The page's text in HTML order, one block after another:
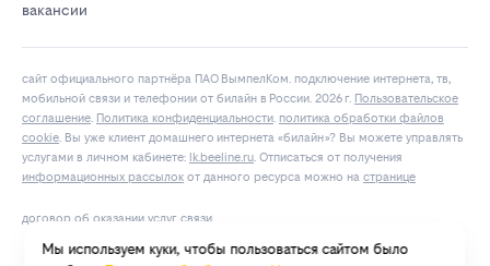
вакансии
сайт официального партнёра ПАО ВымпелКом. подключение интернета, тв,
мобильной связи и телефонии от билайн в России. 2026 г. Пользовательское
соглашение. Политика конфиденциальности. политика обработки файлов
cookie. Вы уже клиент домашнего интернета «билайн»? Вы можете управлять
услугами в личнoм кaбинeтe:
lk.bееlinе.ru. Отписаться от получения
информационных рассылок от данного ресурса можно на странице
договор об оказании услуг связи
Мы используем куки, чтобы пользоваться сайтом было